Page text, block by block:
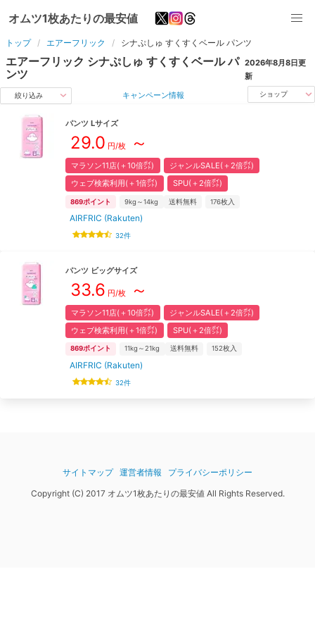
オムツ1枚あたりの最安値
トップ エアーフリック シナぷしゅ すくすくベール パンツ
エアーフリック シナぷしゅ すくすくベール パ
ンツ
2026年8月8日更
新
絞り込み キャンペーン情報 ショップ
パンツ Lサイズ
29.0 円/枚～
マラソン11店(＋10倍㌽)
ジャンルSALE(＋2倍㌽)
ウェブ検索利用(＋1倍㌽)
SPU(＋2倍㌽)
869ポイント 9kg～14kg 送料無料 176枚入
AIRFRIC (Rakuten)
32件
パンツ ビッグサイズ
33.6 円/枚～
マラソン11店(＋10倍㌽)
ジャンルSALE(＋2倍㌽)
ウェブ検索利用(＋1倍㌽)
SPU(＋2倍㌽)
869ポイント 11kg～21kg 送料無料 152枚入
AIRFRIC (Rakuten)
32件
サイトマップ 運営者情報
プライバシーポリシー
Copyright (C) 2017 オムツ1枚あたりの最安値 All Rights Reserved.